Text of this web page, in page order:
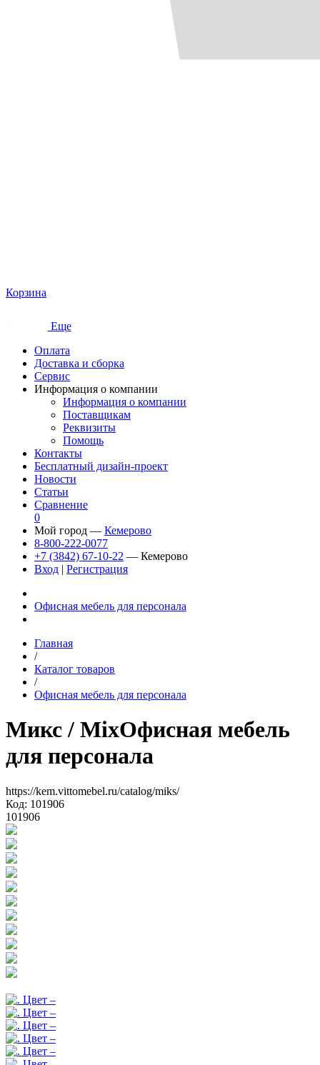
Корзина
Еще
Оплата
Доставка и сборка
Сервис
Информация о компании
Информация о компании
Поставщикам
Реквизиты
Помощь
Контакты
Бесплатный дизайн-проект
Новости
Статьи
Сравнение
0
Мой город — Кемерово
8-800-222-0077
+7 (3842) 67-10-22 — Кемерово
Вход | Регистрация
Офисная мебель для персонала
Главная
/
Каталог товаров
/
Офисная мебель для персонала
Микс / MixОфисная мебель
для персонала
https://kem.vittomebel.ru/catalog/miks/
Код: 101906
101906